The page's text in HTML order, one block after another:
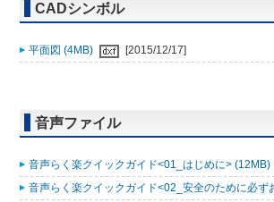
CADシンボル
平面図 (4MB) [2015/12/17]
音声ファイル
音声らく楽クイックガイド<01_はじめに> (12MB)
音声らく楽クイックガイド<02_安全のために必ず